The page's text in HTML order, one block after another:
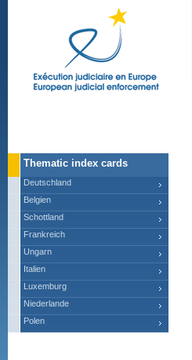
Thematic index cards
Deutschland
Belgien
Schottland
Frankreich
Ungarn
Italien
Luxemburg
Niederlande
Polen